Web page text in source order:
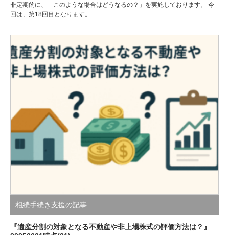
非定期的に、「このような場合はどうなるの？」を実施しております。 今
回は、第18回目となります。
相続手続き支援の記事
『遺産分割の対象となる不動産や非上場株式の評価方法は？』